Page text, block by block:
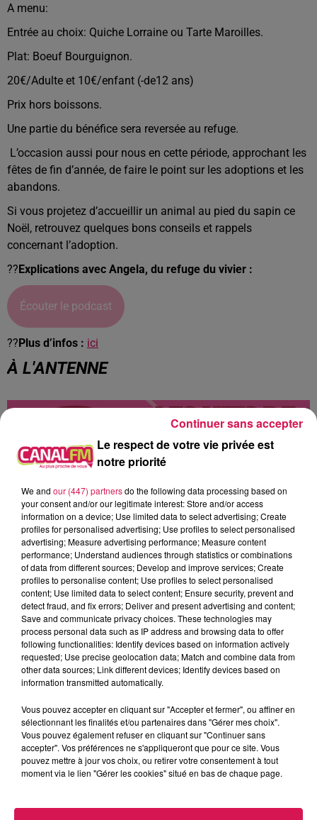
A menu:
Entrée au choix: Quiche Lorraine ou Tarte Maroilles.
Plat: Boeuf Bourguignon.
20€/Adulte et 10€/enfant (-de12 ans)
Prix hors boissons.
Une partie du bénéfice sera reversée au refuge.
L’occasion aussi pour nous en cette période, approchant les
fêtes de fin d’année, de faire le point sur les adoptions et les
abandons.
Si vous projetez d’accueillir un animal au pied du sapin ce
Noël, retrouvez quelques bons conseils et rappels
concernant l’adoption.
??Explications avec Angela, du refuge du vivier :
Écouter le podcast
??Plus d’infos : ici
À L'ANTENNE
0h00 - 6h00
Les hits de Canal FM
4h48
4h48
FREYA RIDINGS
4h44
4h44
INDOCHINE JERMAINE JACKSON
Le respect de votre vie privée est
notre priorité
We and our (447) partnersdo the following data processing based on
your consent and/or our legitimate interest: Store and/or access
information on a device; Use limited data to select advertising; Create
profiles for personalised advertising; Use profiles to select personalised
advertising; Measure advertising performance; Measure content
performance; Understand audiences through statistics or combinations
of data from different sources; Develop and improve services; Create
profiles to personalise content; Use profiles to select personalised
content; Use limited data to select content; Ensure security, prevent and
detect fraud, and fix errors; Deliver and present advertising and content;
Save and communicate privacy choices. These technologies may
process personal data such as IP address and browsing data to offer
following functionalities: Identify devices based on information actively
requested; Use precise geolocation data; Match and combine data from
other data sources; Link different devices; Identify devices based on
information transmitted automatically.
Vous pouvez accepter en cliquant sur "Accepter et fermer", ou affiner en
sélectionnant les finalités et/ou partenaires dans "Gérer mes choix".
Vous pouvez également refuser en cliquant sur "Continuer sans
accepter". Vos préférences ne s'appliqueront que pour ce site. Vous
pouvez mettre à jour vos choix, ou retirer votre consentement à tout
moment via le lien "Gérer les cookies" situé en bas de chaque page.
Continuer sans accepter